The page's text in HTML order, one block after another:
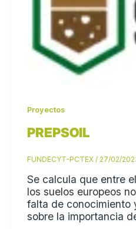
Proyectos
PREPSOIL
FUNDECYT-PCTEX / 27/02/
Se calcula que entre
los suelos europeos
falta de conocimiento
sobre la importancia